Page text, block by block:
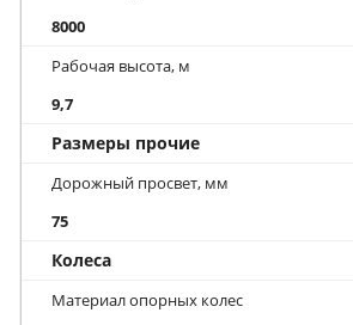
8000
Рабочая высота, м
9,7
Размеры прочие
Дорожный просвет, мм
75
Колеса
Материал опорных колес